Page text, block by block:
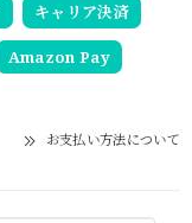
キャリア決済
Amazon Pay
お支払い方法について